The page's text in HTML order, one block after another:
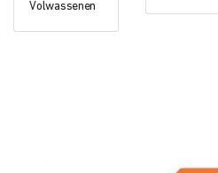
Volwassenen